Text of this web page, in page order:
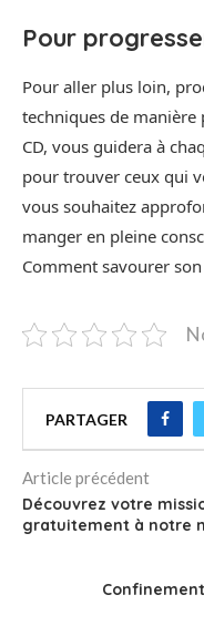
Pour
Pour aller plus loin,
techniques de manière
CD, vous guidera à
pour trouver ceux qui
vous souhaitez
manger en pleine
Comment savourer
PARTAGER
Article précédent
Découvrez votre
gratuitement à notre